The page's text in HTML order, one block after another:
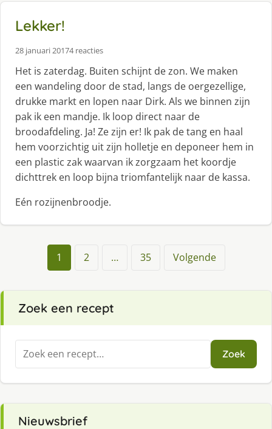
Lekker!
28 januari 20174 reacties
Het is zaterdag. Buiten schijnt de zon. We maken
een wandeling door de stad, langs de oergezellige,
drukke markt en lopen naar Dirk. Als we binnen zijn
pak ik een mandje. Ik loop direct naar de
broodafdeling. Ja! Ze zijn er! Ik pak de tang en haal
hem voorzichtig uit zijn holletje en deponeer hem in
een plastic zak waarvan ik zorgzaam het koordje
dichttrek en loop bijna triomfantelijk naar de kassa.
Eén rozijnenbroodje.
1 2 … 35 Volgende
Zoek een recept
Zoeken
naar:
Zoek
Nieuwsbrief